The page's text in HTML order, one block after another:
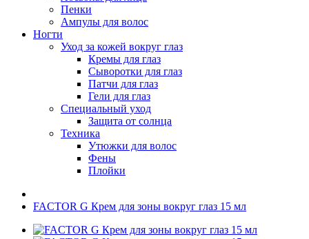
Пенки
Ампулы для волос
Ногти
Уход за кожей вокруг глаз
Кремы для глаз
Сыворотки для глаз
Патчи для глаз
Гели для глаз
Специальный уход
Защита от солнца
Техника
Утюжки для волос
Фены
Плойки
FACTOR G Крем для зоны вокруг глаз 15 мл